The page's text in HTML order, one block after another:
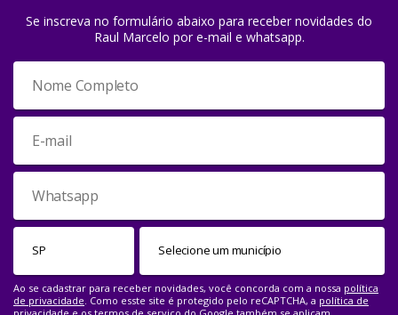
Se inscreva no formulário abaixo para receber novidades do
Raul Marcelo por e-mail e whatsapp.
Ao se cadastrar para receber novidades, você concorda com a nossa política
de privacidade. Como esste site é protegido pelo reCAPTCHA, a política de